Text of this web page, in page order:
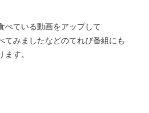
べている動画をアップして
てみましたなどのてれび番組にも
す。